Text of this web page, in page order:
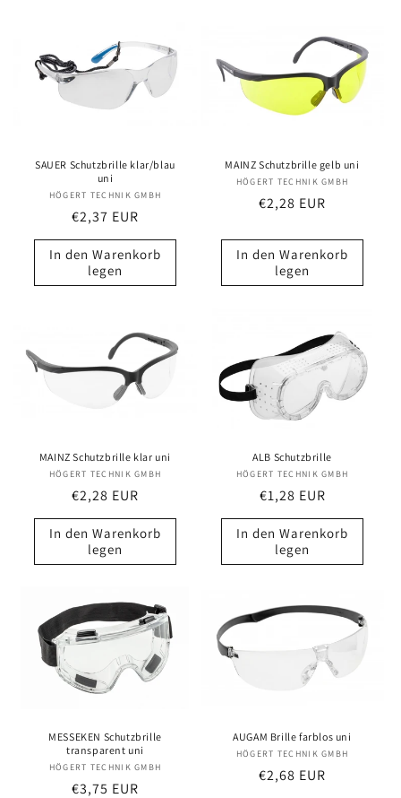
SAUER Schutzbrille klar/blau
uni
Anbieter:
HÖGERT TECHNIK GMBH
Normaler
Preis
€2,37 EUR
In den Warenkorb
legen
MAINZ Schutzbrille gelb uni
Anbieter:
HÖGERT TECHNIK GMBH
Normaler
€2,28 EUR
In den Warenkorb
legen
MAINZ Schutzbrille klar uni
Anbieter:
HÖGERT TECHNIK GMBH
Normaler
Preis
€2,28 EUR
In den Warenkorb
legen
ALB Schutzbrille
Anbieter:
HÖGERT TECHNIK GMBH
Normaler
Preis
€1,28 EUR
In den Warenkorb
legen
MESSEKEN Schutzbrille
transparent uni
Anbieter:
HÖGERT TECHNIK GMBH
Normaler
€3,75 EUR
AUGAM Brille farblos uni
Anbieter:
HÖGERT TECHNIK GMBH
Normaler
€2,68 EUR